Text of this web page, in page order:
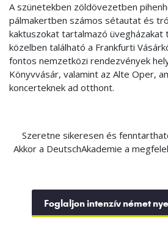
A szünetekben zöldövezetben
pálmakertben számos sétautat és
kaktuszokat tartalmazó üvegházakat
közelben található a Frankfurti
fontos nemzetközi rendezvények
Könyvvásár, valamint az Alte Oper,
koncerteknek ad otthont.
Szeretne sikeresen és
Akkor a DeutschAkademie a
Foglaljon intenzív német